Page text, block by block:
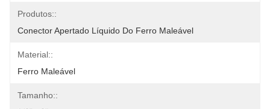
Produtos::
Conector Apertado Líquido Do Ferro Maleável
Material::
Ferro Maleável
Tamanho::